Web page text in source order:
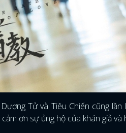
Tử và Tiêu Chiến cũng
ơn sự ủng hộ của khán giả